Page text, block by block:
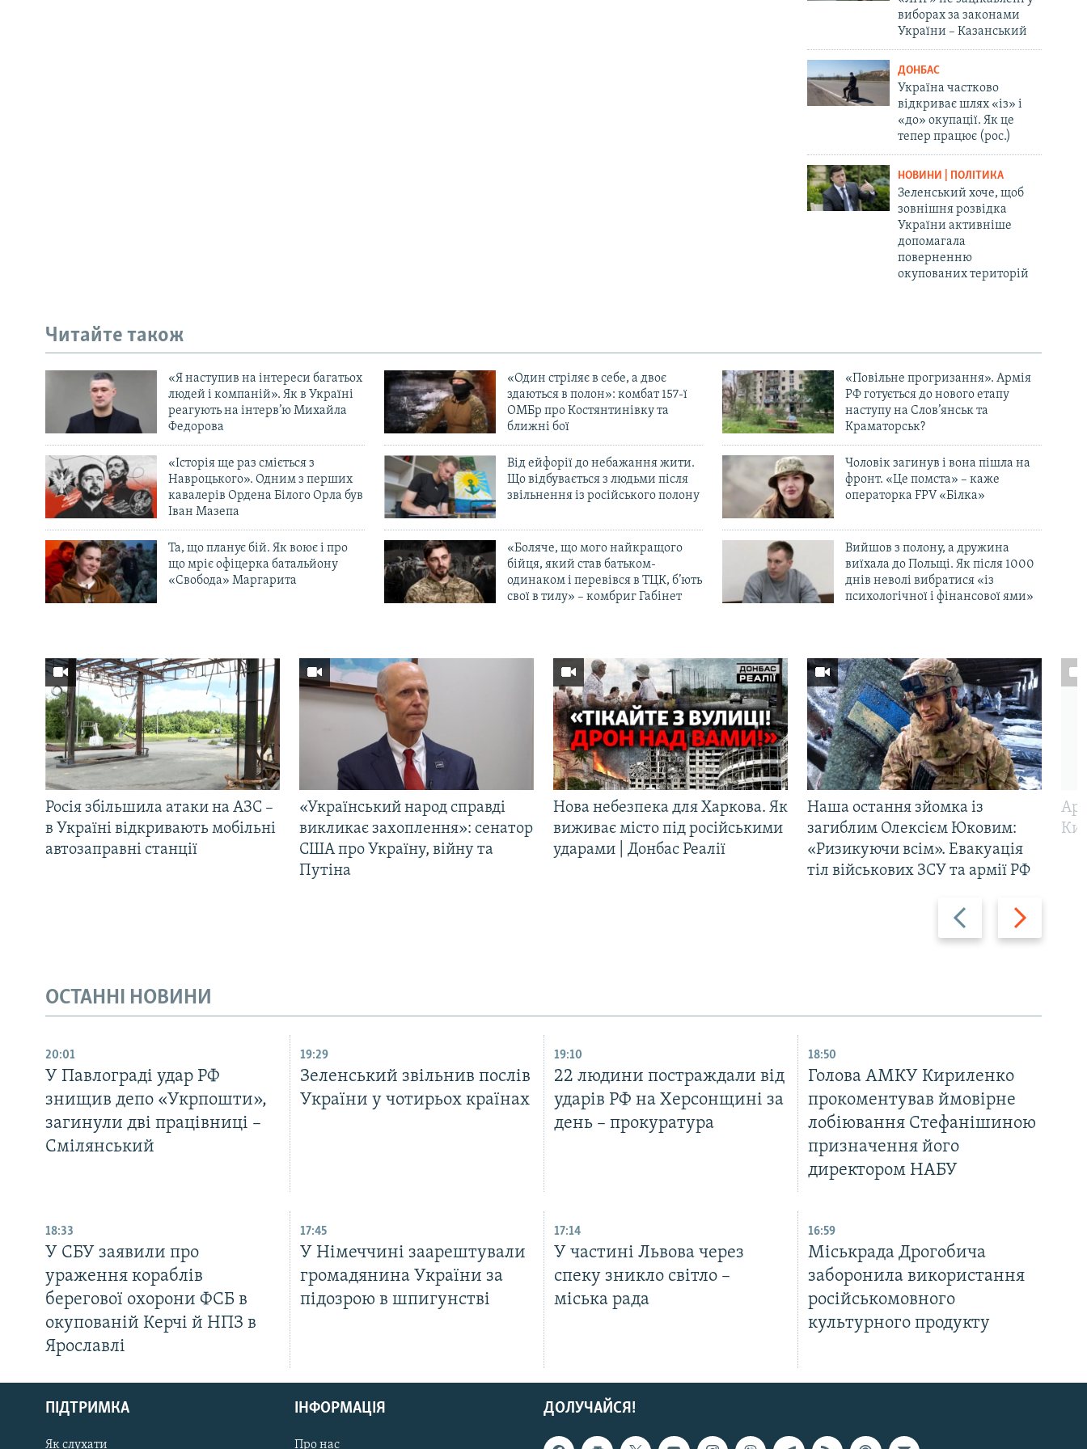
КРИМ РЕАЛІЇ
РУС
виборах за законами
України – Казанський
ДОНБАС
Україна частково
відкриває шлях «із» і
«до» окупації. Як це
тепер працює (рос.)
НОВИНИ | ПОЛІТИКА
Зеленський хоче, щоб
зовнішня розвідка
України активніше
допомагала
поверненню
окупованих територій
Читайте також
«Я наступив на інтереси багатьох
людей і компаній». Як в Україні
реагують на інтерв’ю Михайла
Федорова
«Один стріляє в себе, а двоє
здаються в полон»: комбат 157-ї
ОМБр про Костянтинівку та
ближні бої
«Повільне прогризання». Армія
РФ готується до нового етапу
наступу на Слов’янськ та
Краматорськ?
«Історія ще раз сміється з
Навроцького». Одним з перших
кавалерів Ордена Білого Орла був
Іван Мазепа
Від ейфорії до небажання жити.
Що відбувається з людьми після
звільнення із російського полону
Чоловік загинув і вона пішла на
фронт. «Це помста» – каже
операторка FPV «Білка»
Та, що планує бій. Як воює і про
що мріє офіцерка батальйону
«Свобода» Маргарита
«Боляче, що мого найкращого
бійця, який став батьком-
одинаком і перевівся в ТЦК, б’ють
свої в тилу» – комбриг Габінет
Вийшов з полону, а дружина
виїхала до Польщі. Як після 1000
днів неволі вибратися «із
психологічної і фінансової ями»
Назад Вперед
Росія збільшила атаки на АЗС –
в Україні відкривають мобільні
автозаправні станції
«Український народ справді
викликає захоплення»: сенатор
США про Україну, війну та
Путіна
Нова небезпека для Харкова. Як
виживає місто під російськими
ударами | Донбас Реалії
Наша остання зйомка із
загиблим Олексієм Юковим:
«Ризикуючи всім». Евакуація
тіл військових ЗСУ та армії РФ
ОСТАННІ НОВИНИ
20:01
У Павлограді удар РФ
знищив депо «Укрпошти»,
загинули дві працівниці –
Смілянський
19:29
Зеленський звільнив послів
України у чотирьох країнах
19:10
22 людини постраждали від
ударів РФ на Херсонщині за
день – прокуратура
18:50
Голова АМКУ Кириленко
прокоментував ймовірне
лобіювання Стефанішиною
призначення його
директором НАБУ
18:33
У СБУ заявили про
ураження кораблів
берегової охорони ФСБ в
окупованій Керчі й НПЗ в
Ярославлі
17:45
У Німеччині заарештували
громадянина України за
підозрою в шпигунстві
17:14
У частині Львова через
спеку зникло світло –
міська рада
16:59
Міськрада Дрогобича
заборонила використання
російськомовного
культурного продукту
ДОЛУЧАЙСЯ!
ПІДТРИМКА
Як слухати
ІНФОРМАЦІЯ
Про нас